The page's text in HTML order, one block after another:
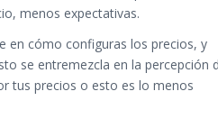
menos expectativas.
en cómo configuras los precios, y
se entremezcla en la percepción
tus precios o esto es lo menos